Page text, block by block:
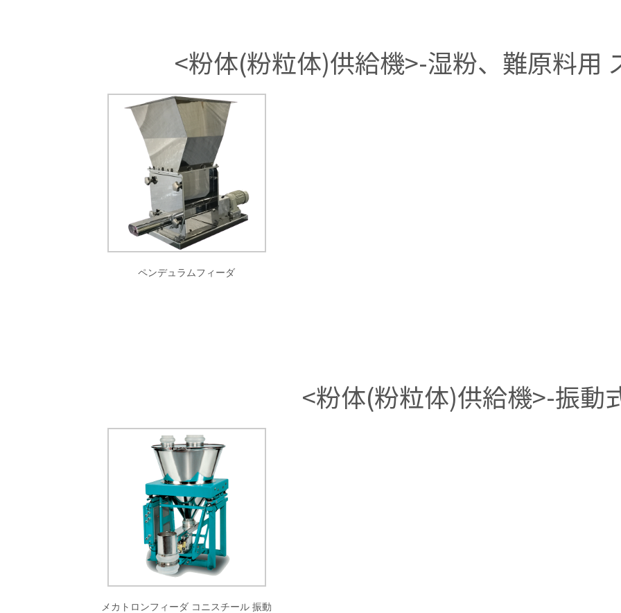
<粉体(粉粒体)供給機>-湿粉、難原料用
ペンデュラムフィーダ
<粉体(粉粒体)供給機>-振動
メカトロンフィーダ コニスチール 振動